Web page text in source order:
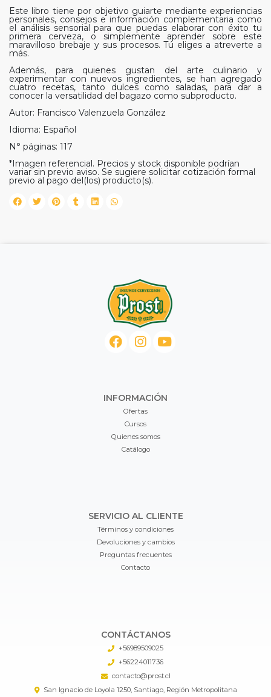
Este libro tiene por objetivo guiarte mediante experiencias
personales, consejos e información complementaria como
el análisis sensorial para que puedas elaborar con éxito tu
primera cerveza, o simplemente aprender sobre este
maravilloso brebaje y sus procesos. Tú eliges a atreverte a
más.
Además, para quienes gustan del arte culinario y
experimentar con nuevos ingredientes, se han agregado
cuatro recetas, tanto dulces como saladas, para dar a
conocer la versatilidad del bagazo como subproducto.
Autor: Francisco Valenzuela González
Idioma: Español
N° páginas: 117
*Imagen referencial. Precios y stock disponible podrían
variar sin previo aviso. Se sugiere solicitar cotización formal
previo al pago del(los) producto(s).
INFORMACIÓN
Ofertas
Cursos
Quienes somos
Catálogo
SERVICIO AL CLIENTE
Términos y condiciones
Devoluciones y cambios
Preguntas frecuentes
Contacto
CONTÁCTANOS
+56989509025
+56224011736
contacto@prost.cl
San Ignacio de Loyola 1250, Santiago, Región Metropolitana